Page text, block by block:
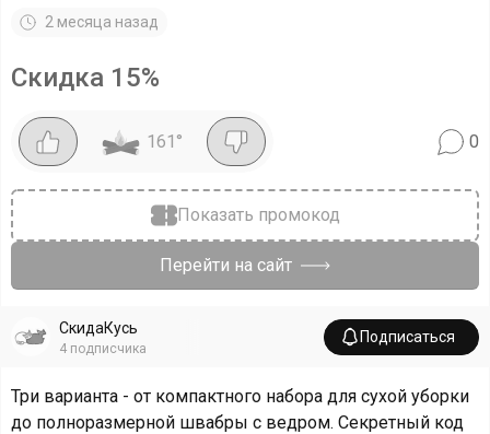
2 месяца назад
Скидка 15%
161 ° 0
Показать промокод
Перейти на сайт
СкидаКусь
4 подписчика
Подписаться
Три варианта - от компактного набора для сухой уборки
до полноразмерной швабры с ведром. Секретный код